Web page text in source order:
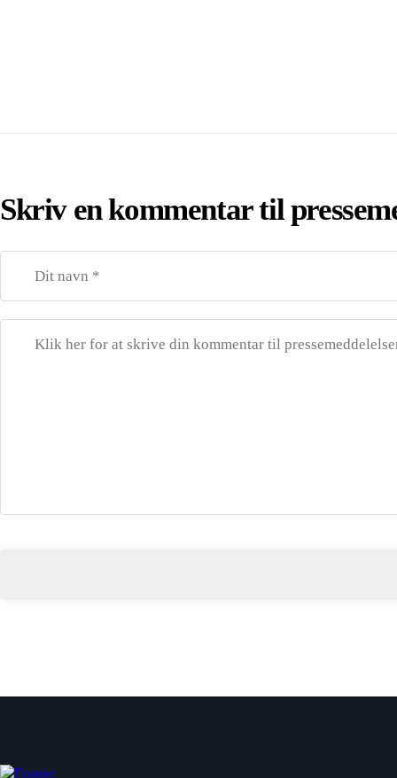
Skriv en kommentar til